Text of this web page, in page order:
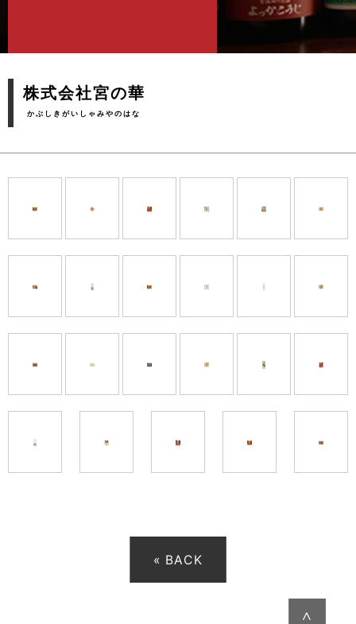
株式会社宮の華
かぶしきがいしゃみやのはな
« BACK
∧